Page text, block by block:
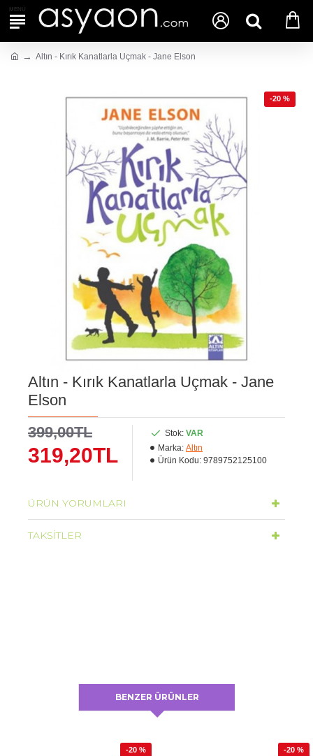
Altın - Kırık Kanatlarla Uçmak - Jane Elson
-20 %
Altın - Kırık Kanatlarla Uçmak - Jane
Elson
319,20TL
399,00TL Stok: VAR
Marka: Altın
Ürün Kodu: 9789752125100
ÜRÜN YORUMLARI
TAKSITLER
BENZER ÜRÜNLER
-20 % -20 %